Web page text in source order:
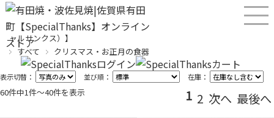
産直！有田焼、波佐見焼オンラインショップ【SPECIALTHANKS（スペシ
ャルサンクス）】
すべて
クリスマス・お正月の食器
表示切替： 並び順： 在庫：
60件中1件〜40件を表示 1 2 次へ 最後へ